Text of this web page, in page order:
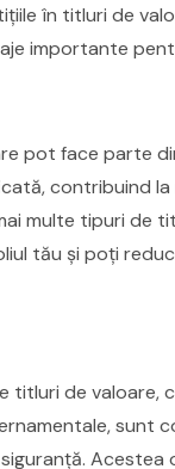
în titluri de
importante
pot face parte
contribuind la
multe tipuri de
tău și poți
titluri de valoare,
sunt
Acestea